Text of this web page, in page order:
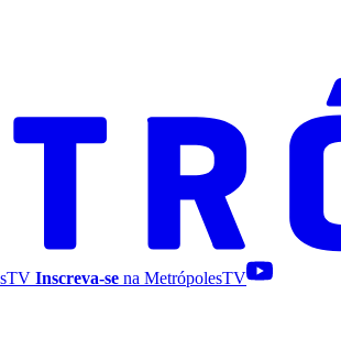
Inscreva-se na MetrópolesTV